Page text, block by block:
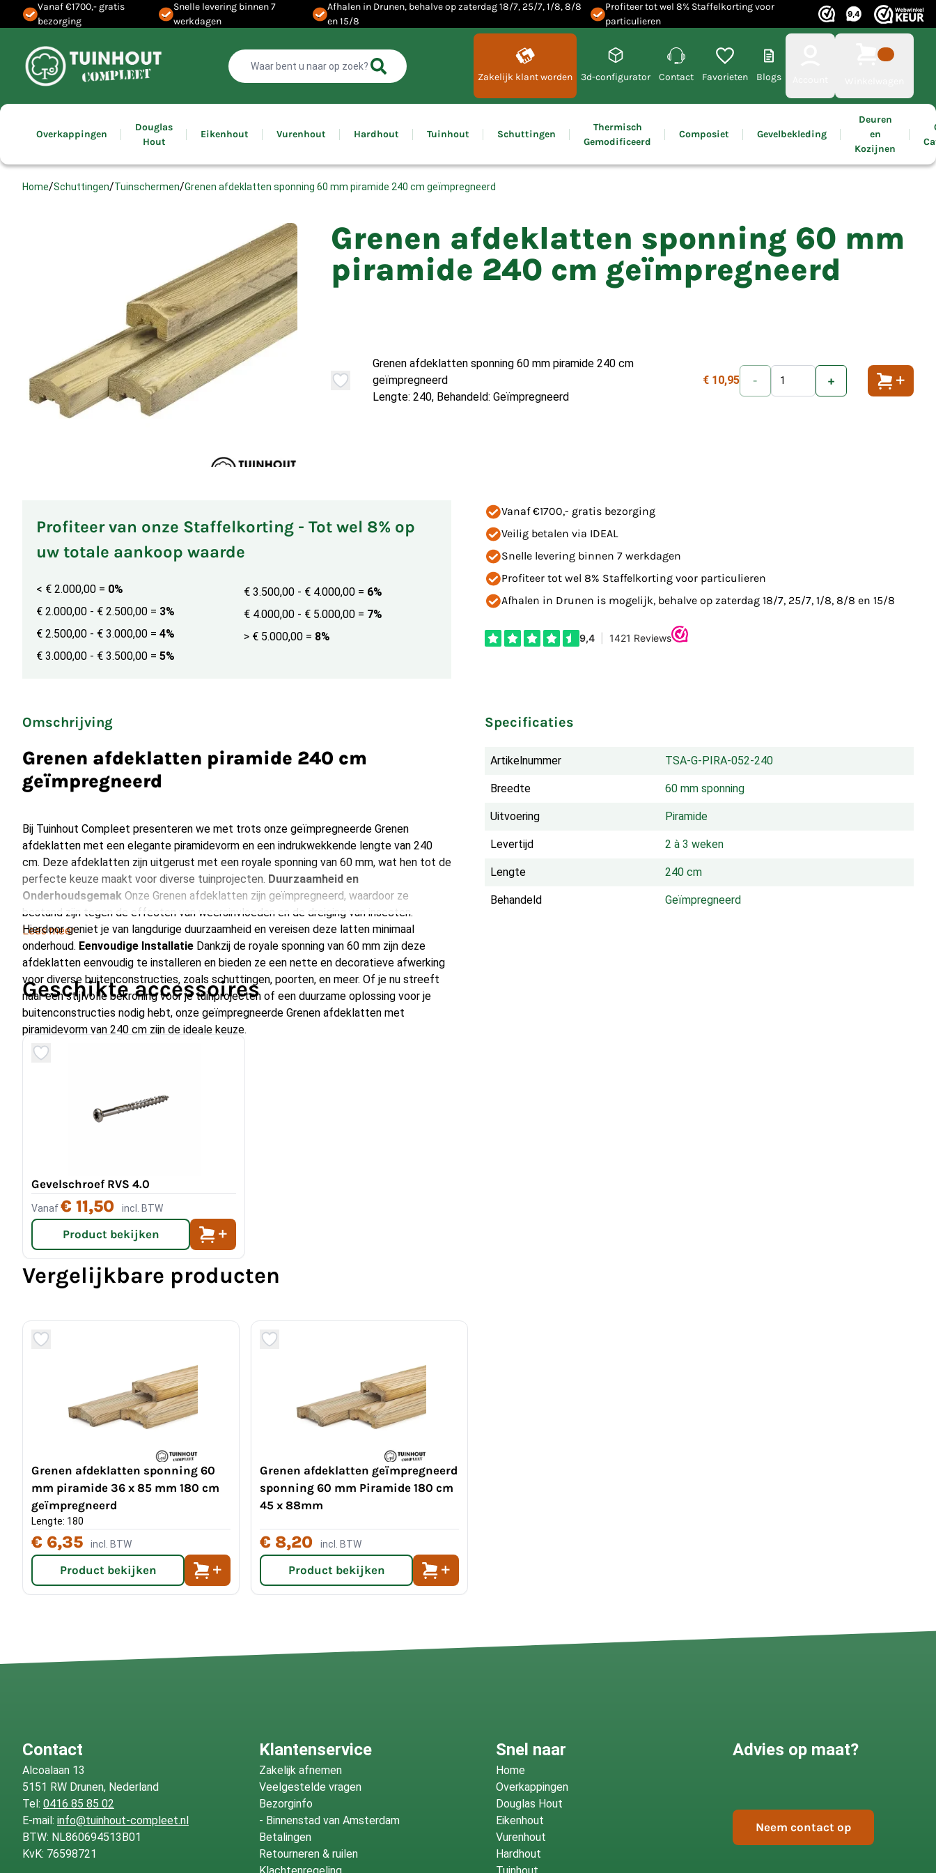
Vanaf €1700,- gratis
bezorging
Snelle levering binnen 7
werkdagen
Afhalen in Drunen, behalve op zaterdag 18/7, 25/7, 1/8, 8/8
en 15/8
Profiteer tot wel 8% Staffelkorting voor
particulieren
Zakelijk klant worden 3d-configurator Contact Favorieten Blogs
Overkappingen
Douglas
Hout
Eikenhout Vurenhout Hardhout Tuinhout Schuttingen
Thermisch
Gemodificeerd
Composiet Gevelbekleding
Deuren
en
Kozijnen
Home/Schuttingen/Tuinschermen/Grenen afdeklatten sponning 60 mm piramide 240 cm geïmpregneerd
Grenen afdeklatten sponning 60 mm
piramide 240 cm geïmpregneerd
Grenen afdeklatten sponning 60 mm piramide 240 cm
geïmpregneerd
Lengte: 240, Behandeld: Geïmpregneerd
€ 10,95 - +
Profiteer van onze Staffelkorting - Tot wel 8% op
uw totale aankoop waarde
< € 2.000,00 = 0%
€ 2.000,00 - € 2.500,00 = 3%
€ 2.500,00 - € 3.000,00 = 4%
€ 3.000,00 - € 3.500,00 = 5%
€ 3.500,00 - € 4.000,00 = 6%
€ 4.000,00 - € 5.000,00 = 7%
> € 5.000,00 = 8%
Vanaf €1700,- gratis bezorging
Veilig betalen via IDEAL
Snelle levering binnen 7 werkdagen
Profiteer tot wel 8% Staffelkorting voor particulieren
Afhalen in Drunen is mogelijk, behalve op zaterdag 18/7, 25/7, 1/8, 8/8 en 15/8
Omschrijving
Grenen afdeklatten piramide 240 cm
geïmpregneerd
Bij Tuinhout Compleet presenteren we met trots onze geïmpregneerde Grenen
afdeklatten met een elegante piramidevorm en een indrukwekkende lengte van 240
cm. Deze afdeklatten zijn uitgerust met een royale sponning van 60 mm, wat hen tot de
perfecte keuze maakt voor diverse tuinprojecten. Duurzaamheid en
Onderhoudsgemak Onze Grenen afdeklatten zijn geïmpregneerd, waardoor ze
bestand zijn tegen de effecten van weersinvloeden en de dreiging van insecten.
Hierdoor geniet je van langdurige duurzaamheid en vereisen deze latten minimaal
onderhoud. Eenvoudige Installatie Dankzij de royale sponning van 60 mm zijn deze
afdeklatten eenvoudig te installeren en bieden ze een nette en decoratieve afwerking
voor diverse buitenconstructies, zoals schuttingen, poorten, en meer. Of je nu streeft
naar een stijlvolle bekroning voor je tuinprojecten of een duurzame oplossing voor je
buitenconstructies nodig hebt, onze geïmpregneerde Grenen afdeklatten met
piramidevorm van 240 cm zijn de ideale keuze.
Lees meer
Specificaties
Artikelnummer TSA-G-PIRA-052-240
Breedte 60 mm sponning
Uitvoering Piramide
Levertijd 2 à 3 weken
Lengte 240 cm
Behandeld Geïmpregneerd
Geschikte accessoires
Gevelschroef RVS 4.0
Vanaf€ 11,50 incl. BTW
Product bekijken
Vergelijkbare producten
Grenen afdeklatten sponning 60
mm piramide 36 x 85 mm 180 cm
geïmpregneerd
Lengte: 180
€ 6,35 incl. BTW
Product bekijken
Grenen afdeklatten geïmpregneerd
sponning 60 mm Piramide 180 cm
45 x 88mm
€ 8,20 incl. BTW
Product bekijken
Contact
Alcoalaan 13
5151 RW Drunen, Nederland
Tel: 0416 85 85 02
E-mail: info@tuinhout-compleet.nl
BTW: NL860694513B01
KvK: 76598721
Klantenservice
Zakelijk afnemen
Veelgestelde vragen
Bezorginfo
- Binnenstad van Amsterdam
Betalingen
Retourneren & ruilen
Snel naar
Home
Overkappingen
Douglas Hout
Eikenhout
Vurenhout
Hardhout
Advies op maat?
Neem contact op